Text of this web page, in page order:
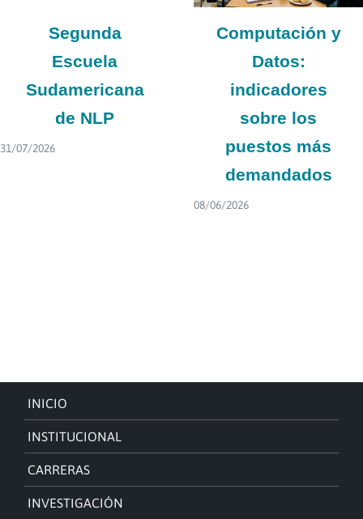
Segunda
Escuela
Sudamericana
de NLP
31/07/2026
Computación y
Datos:
indicadores
sobre los
puestos más
demandados
08/06/2026
INICIO
INSTITUCIONAL
CARRERAS
INVESTIGACIÓN